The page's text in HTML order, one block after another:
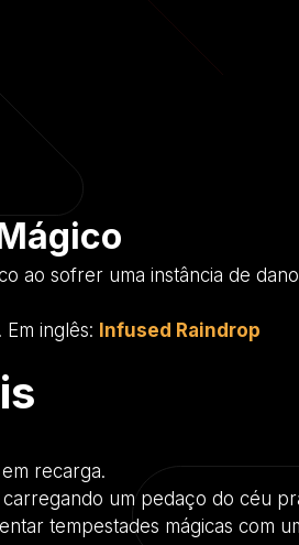
ao sofrer uma instância de
inglês: Infused Raindrop
recarga.
um pedaço do céu
tempestades mágicas com